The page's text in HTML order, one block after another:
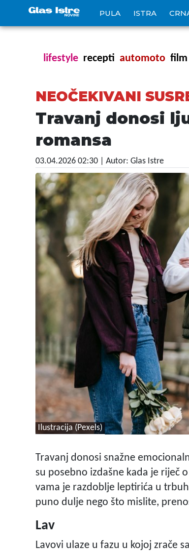
PULA ISTRA
lifestyle recepti automoto film
NEOČEKIVANI
Travanj donosi
romansa
03.04.2026 02:30 | Autor: Glas Istre
Ilustracija (Pexels)
Travanj donosi snažne
su posebno izdašne kada je riječ
vama je razdoblje leptirića u
puno dulje nego što mislite,
Lav
Lavovi ulaze u fazu u kojoj zrače